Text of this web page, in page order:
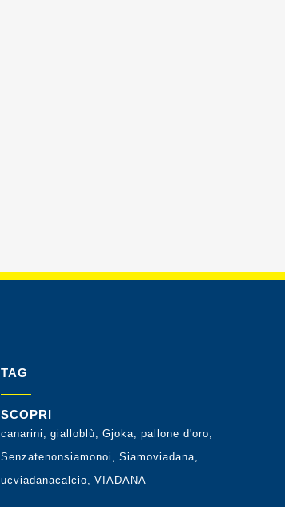
TAG
SCOPRI
canarini gialloblù Gjoka
pallone d'oro
Senzatenonsiamonoi
Siamoviadana
ucviadanacalcio
VIADANA